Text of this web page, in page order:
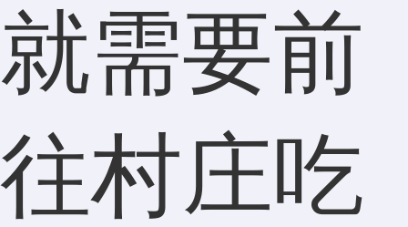
就需要前
往村庄吃